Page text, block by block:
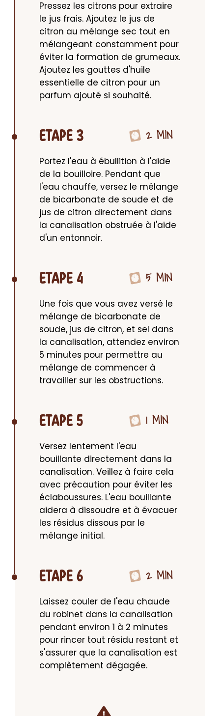
Pressez les citrons pour extraire
le jus frais. Ajoutez le jus de
citron au mélange sec tout en
mélangeant constamment pour
éviter la formation de grumeaux.
Ajoutez les gouttes d'huile
essentielle de citron pour un
parfum ajouté si souhaité.
ETAPE 3 2 MIN
Portez l'eau à ébullition à l'aide
de la bouilloire. Pendant que
l'eau chauffe, versez le mélange
de bicarbonate de soude et de
jus de citron directement dans
la canalisation obstruée à l'aide
d'un entonnoir.
ETAPE 4 5 MIN
Une fois que vous avez versé le
mélange de bicarbonate de
soude, jus de citron, et sel dans
la canalisation, attendez environ
5 minutes pour permettre au
mélange de commencer à
travailler sur les obstructions.
ETAPE 5 1 MIN
Versez lentement l'eau
bouillante directement dans la
canalisation. Veillez à faire cela
avec précaution pour éviter les
éclaboussures. L'eau bouillante
aidera à dissoudre et à évacuer
les résidus dissous par le
mélange initial.
ETAPE 6 2 MIN
Laissez couler de l'eau chaude
du robinet dans la canalisation
pendant environ 1 à 2 minutes
pour rincer tout résidu restant et
s'assurer que la canalisation est
complètement dégagée.